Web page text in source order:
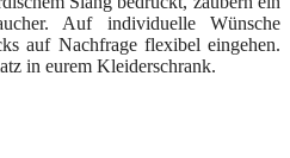
Auf individuelle Wünsche
auf Nachfrage flexibel eingehen.
in eurem Kleiderschrank.